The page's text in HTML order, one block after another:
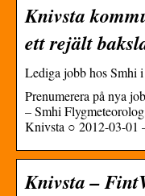
Knivsta
ett rejält
Lediga jobb hos Smhi
Prenumerera på nya
– Smhi
Knivsta ○ 2012-03-01
Knivsta –